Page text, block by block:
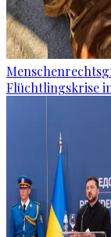
Flüchtlingskrise